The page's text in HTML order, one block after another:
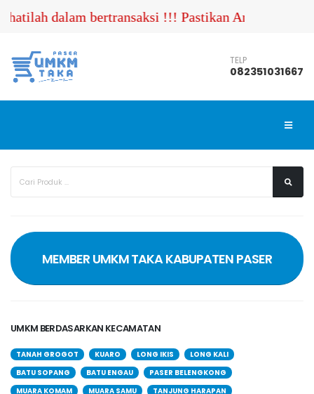
dalam bertransaksi !!! Pastikan Anda
TELP
082351031667
MEMBER UMKM TAKA KABUPATEN PASER
UMKM BERDASARKAN KECAMATAN
TANAH GROGOT KUARO LONG IKIS
LONG KALI
BATU SOPANG
BATU ENGAU
PASER BELENGKONG
MUARA KOMAM
MUARA SAMU TANJUNG HARAPAN